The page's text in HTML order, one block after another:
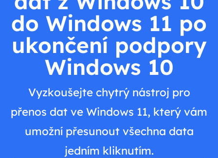
do Windows 11 po
ukončení podpory
Windows 10
Vyzkoušejte chytrý nástroj pro
přenos dat ve Windows 11, který vám
umožní přesunout všechna data
jedním kliknutím.